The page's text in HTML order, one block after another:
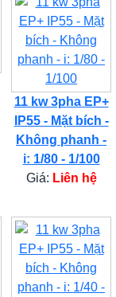
11 kw 3pha EP+
IP55 - Mặt bích -
Không phanh -
i: 1/80 - 1/100
Giá: Liên hệ